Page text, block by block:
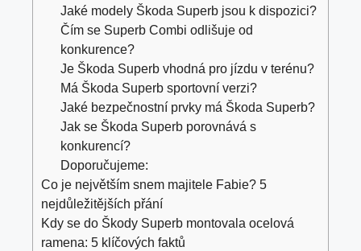
Jaké modely Škoda Superb jsou k dispozici?
Čím se Superb Combi odlišuje od
konkurence?
Je Škoda Superb vhodná pro jízdu v terénu?
Má Škoda Superb sportovní verzi?
Jaké bezpečnostní prvky má Škoda Superb?
Jak se Škoda Superb porovnává s
konkurencí?
Doporučujeme:
Co je největším snem majitele Fabie? 5
nejdůležitějších přání
Kdy se do Škody Superb montovala ocelová
ramena: 5 klíčových faktů